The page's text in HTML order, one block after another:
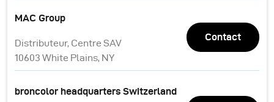
MAC Group
Distributeur, Centre SAV
10603 White Plains, NY
Contact
broncolor headquarters Switzerland